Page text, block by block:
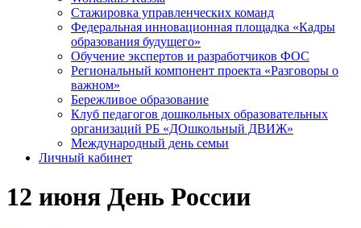
Стажировка управленческих команд
Федеральная инновационная площадка «Кадры
образования будущего»
Обучение экспертов и разработчиков ФОС
Региональный компонент проекта «Разговоры о
важном»
Бережливое образование
Клуб педагогов дошкольных образовательных
организаций РБ «ДОшкольный ДВИЖ»
Международный день семьи
Личный кабинет
12 июня День России